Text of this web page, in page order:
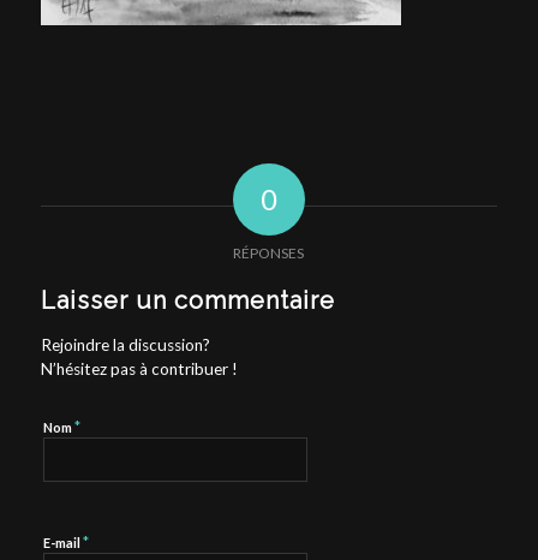
0
RÉPONSES
Laisser un commentaire
Rejoindre la discussion?
N’hésitez pas à contribuer !
Nom*
E-mail *